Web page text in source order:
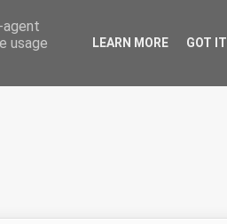
agent
usage
LEARN MORE GOT IT